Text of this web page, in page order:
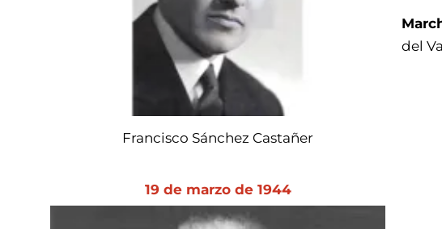
Francisco Sánchez Castañer
del
19 de marzo de 1944